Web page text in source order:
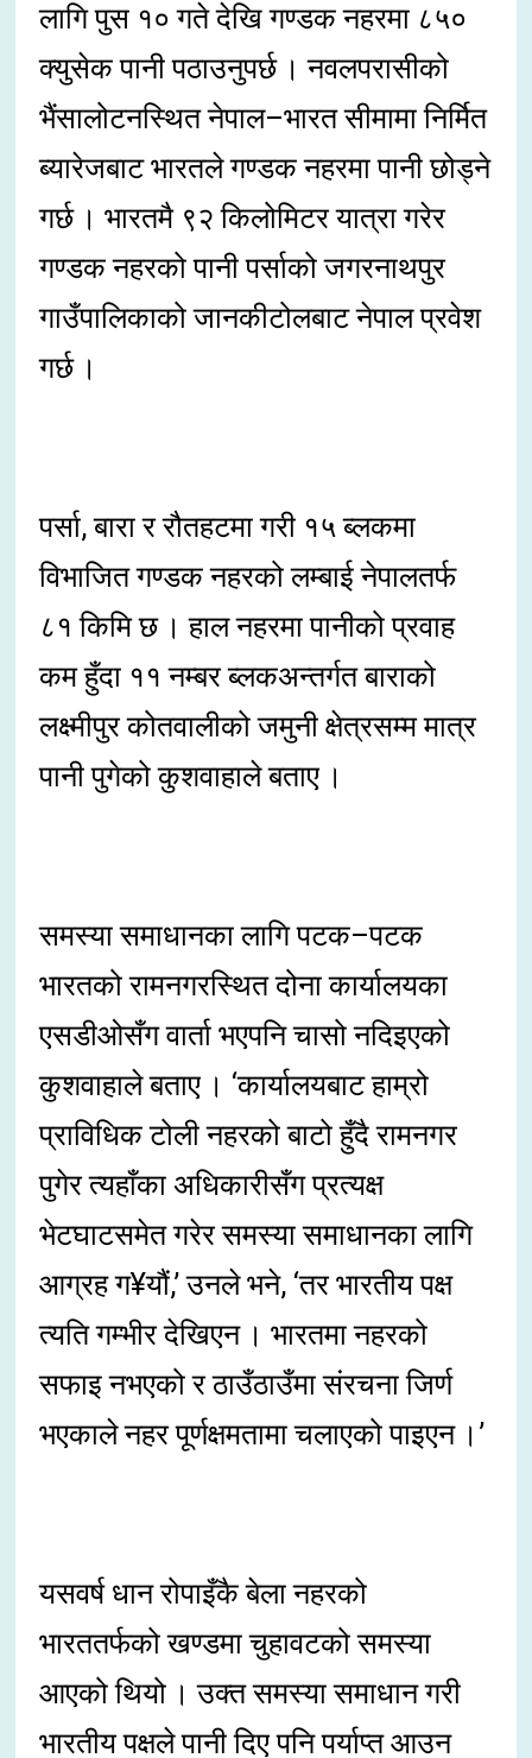
लागि पुस १० गते देखि गण्डक नहरमा ८५०
क्युसेक पानी पठाउनुपर्छ । नवलपरासीको
भैंसालोटनस्थित नेपाल–भारत सीमामा निर्मित
ब्यारेजबाट भारतले गण्डक नहरमा पानी छोड्ने
गर्छ । भारतमै ९२ किलोमिटर यात्रा गरेर
गण्डक नहरको पानी पर्साको जगरनाथपुर
गाउँपालिकाको जानकीटोलबाट नेपाल प्रवेश
गर्छ ।
पर्सा, बारा र रौतहटमा गरी १५ ब्लकमा
विभाजित गण्डक नहरको लम्बाई नेपालतर्फ
८१ किमि छ । हाल नहरमा पानीको प्रवाह
कम हुँदा ११ नम्बर ब्लकअन्तर्गत बाराको
लक्ष्मीपुर कोतवालीको जमुनी क्षेत्रसम्म मात्र
पानी पुगेको कुशवाहाले बताए ।
समस्या समाधानका लागि पटक–पटक
भारतको रामनगरस्थित दोना कार्यालयका
एसडीओसँग वार्ता भएपनि चासो नदिइएको
कुशवाहाले बताए । ‘कार्यालयबाट हाम्रो
प्राविधिक टोली नहरको बाटो हुँदै रामनगर
पुगेर त्यहाँका अधिकारीसँग प्रत्यक्ष
भेटघाटसमेत गरेर समस्या समाधानका लागि
आग्रह ग¥यौं,’ उनले भने, ‘तर भारतीय पक्ष
त्यति गम्भीर देखिएन । भारतमा नहरको
सफाइ नभएको र ठाउँठाउँमा संरचना जिर्ण
भएकाले नहर पूर्णक्षमतामा चलाएको पाइएन ।’
यसवर्ष धान रोपाइँकै बेला नहरको
भारततर्फको खण्डमा चुहावटको समस्या
आएको थियो । उक्त समस्या समाधान गरी
भारतीय पक्षले पानी दिए पनि पर्याप्त आउन